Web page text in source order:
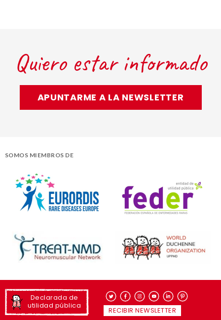
Quiero estar informado
APUNTARME A LA NEWSLETTER
SOMOS MIEMBROS DE
Declarada de
utilidad pública
RECIBIR NEWSLETTER